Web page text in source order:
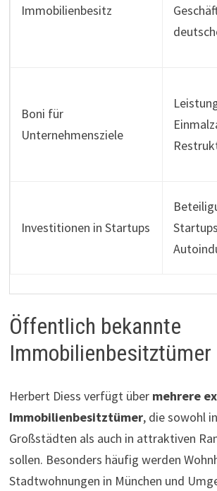
Immobilienbesitz
Boni für
Unternehmensziele
Investitionen in Startups
Öffentlich bekannte
Immobilienbesitztümer
Herbert Diess verfügt über mehrere
Immobilienbesitztümer, die sowohl
Großstädten als auch in attraktiven
sollen. Besonders häufig werden
Stadtwohnungen in München und